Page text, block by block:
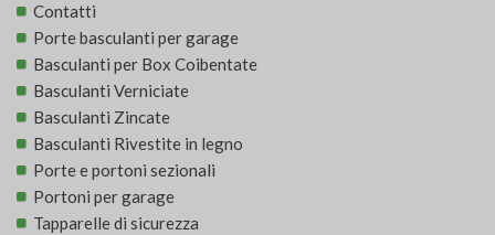
Contatti
Porte basculanti per garage
Basculanti per Box Coibentate
Basculanti Verniciate
Basculanti Zincate
Basculanti Rivestite in legno
Porte e portoni sezionali
Portoni per garage
Tapparelle di sicurezza